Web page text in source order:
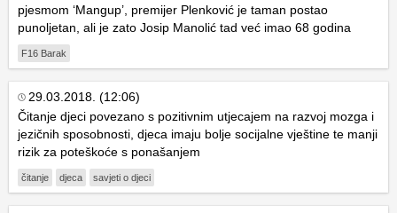
pjesmom ‘Mangup’, premijer Plenković je taman postao
punoljetan, ali je zato Josip Manolić tad već imao 68 godina
F16 Barak
29.03.2018. (12:06)
Čitanje djeci povezano s pozitivnim utjecajem na razvoj mozga i
jezičnih sposobnosti, djeca imaju bolje socijalne vještine te manji
rizik za poteškoće s ponašanjem
čitanje djeca savjeti o djeci